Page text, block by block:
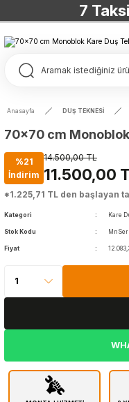
7
TÜRKİYE’NİN
TÜRKİYE’NİN
Anasayfa DUŞ TEKNESİ
70x70 cm
%21
İndirim
14.500,00 TL
11.500,00
*1.225,71 TL den başlayan
Kategori Kare
Stok Kodu
Fiyat